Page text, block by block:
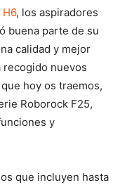
, los aspiradores
buena parte de su
calidad y mejor
nuevos
que hoy os traemos,
Roborock F25,
y
que incluyen hasta